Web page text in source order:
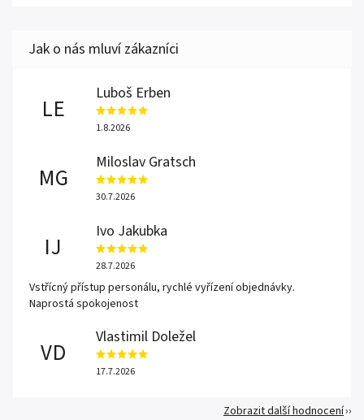
LE
Luboš Erben
1.8.2026
MG
Miloslav Gratsch
30.7.2026
IJ
Ivo Jakubka
28.7.2026
Vstřícný přístup personálu, rychlé vyřízení objednávky.
Naprostá spokojenost
VD
Vlastimil Doležel
17.7.2026
Zobrazit další hodnocení